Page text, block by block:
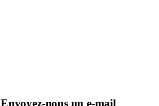
Envoyez-nous un e-mail